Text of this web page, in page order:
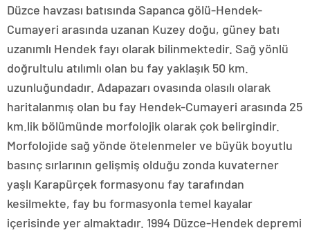
Düzce havzası batısında Sapanca gölü-Hendek-
Cumayeri arasında uzanan Kuzey doğu, güney batı
uzanımlı Hendek fayı olarak bilinmektedir. Sağ yönlü
doğrultulu atılımlı olan bu fay yaklaşık 50 km.
uzunluğundadır. Adapazarı ovasında olasılı olarak
haritalanmış olan bu fay Hendek-Cumayeri arasında 25
km.lik bölümünde morfolojik olarak çok belirgindir.
Morfolojide sağ yönde ötelenmeler ve büyük boyutlu
basınç sırlarının gelişmiş olduğu zonda kuvaterner
yaşlı Karapürçek formasyonu fay tarafından
kesilmekte, fay bu formasyonla temel kayalar
içerisinde yer almaktadır. 1994 Düzce-Hendek depremi